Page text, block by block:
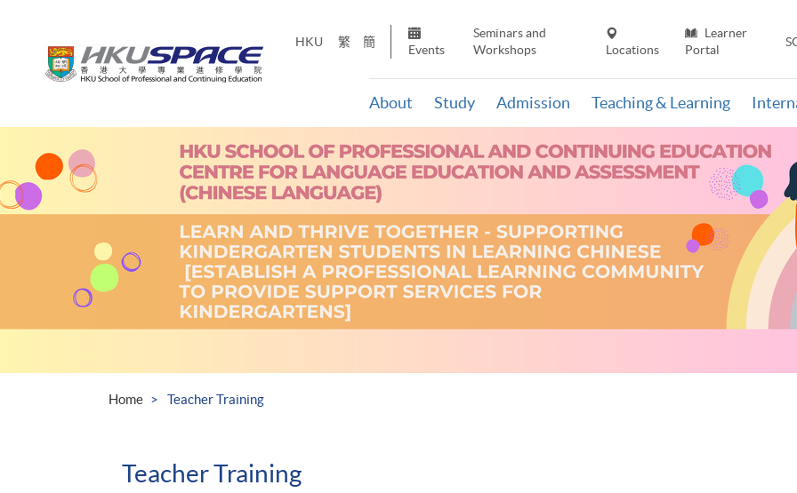
HKU 繁 簡
Events
Seminars and
Workshops
Locations
Learner
Portal
About Study Admission Teaching & Learning
content
Home Teacher Training
Teacher Training